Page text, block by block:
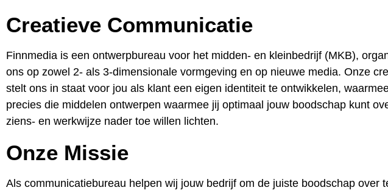
Creatieve Communicatie
Finnmedia is een ontwerpbureau voor het midden- en kleinbedrijf (MKB),
ons op zowel 2- als 3-dimensionale vormgeving en op nieuwe media. Onze
stelt ons in staat voor jou als klant een eigen identiteit te ontwikkelen,
precies die middelen ontwerpen waarmee jij optimaal jouw boodschap kunt
ziens- en werkwijze nader toe willen lichten.
Onze Missie
Als communicatiebureau helpen wij jouw bedrijf om de juiste boodschap